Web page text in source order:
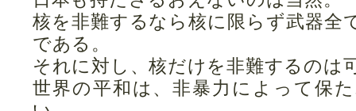
核を非難するなら核に限らず武器全
である。
それに対し、核だけを非難するのは
世界の平和は、非暴力によって保